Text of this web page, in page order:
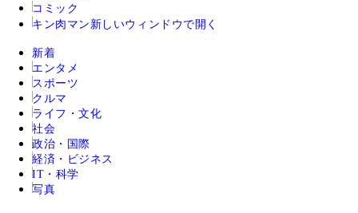
コミック
キン肉マン 新しいウィンドウで開く
新着
エンタメ
スポーツ
クルマ
ライフ・文化
社会
政治・国際
経済・ビジネス
IT・科学
写真